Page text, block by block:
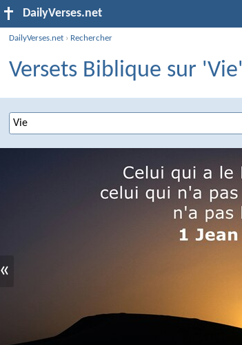
DailyVerses.net
DailyVerses.net › Rechercher
Versets Biblique sur 'Vie'
«